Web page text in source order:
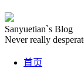
Sanyuetian`s Blog
Never really
首页